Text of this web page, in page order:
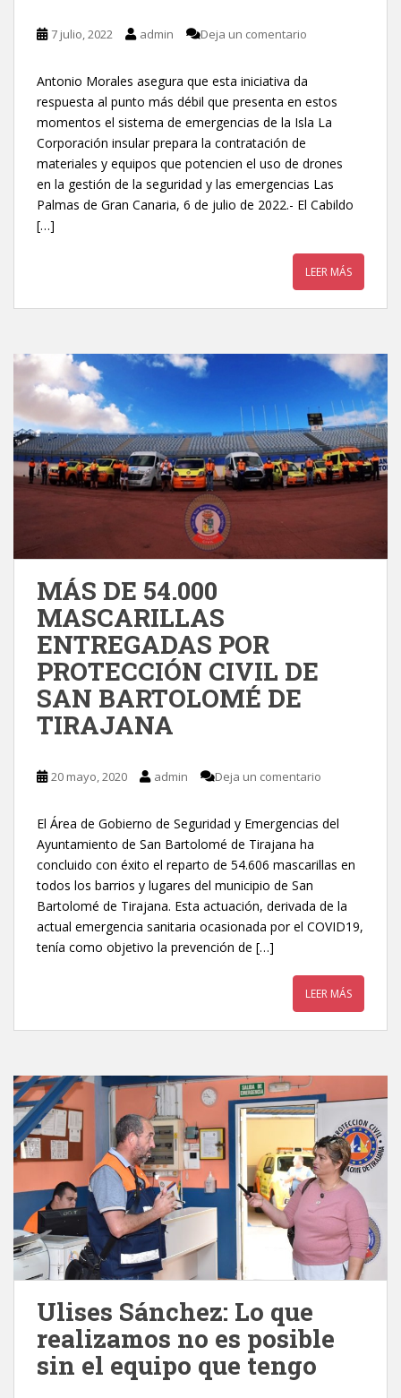
7 julio, 2022 admin Deja un comentario
Antonio Morales asegura que esta iniciativa da
respuesta al punto más débil que presenta en estos
momentos el sistema de emergencias de la Isla La
Corporación insular prepara la contratación de
materiales y equipos que potencien el uso de drones
en la gestión de la seguridad y las emergencias Las
Palmas de Gran Canaria, 6 de julio de 2022.- El Cabildo
[…]
LEER MÁS
MÁS DE 54.000
MASCARILLAS
ENTREGADAS POR
PROTECCIÓN CIVIL DE
SAN BARTOLOMÉ DE
TIRAJANA
20 mayo, 2020 admin Deja un comentario
El Área de Gobierno de Seguridad y Emergencias del
Ayuntamiento de San Bartolomé de Tirajana ha
concluido con éxito el reparto de 54.606 mascarillas en
todos los barrios y lugares del municipio de San
Bartolomé de Tirajana. Esta actuación, derivada de la
actual emergencia sanitaria ocasionada por el COVID19,
tenía como objetivo la prevención de […]
LEER MÁS
Ulises Sánchez: Lo que
realizamos no es posible
sin el equipo que tengo